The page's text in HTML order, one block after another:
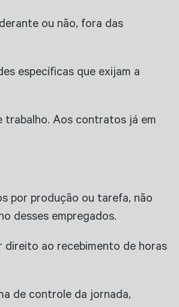
ou não, fora das
específicas que exijam a
trabalho. Aos contratos já em
por produção ou tarefa, não
desses empregados.
direito ao recebimento de horas
de controle da jornada,